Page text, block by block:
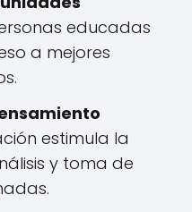
educadas
a mejores
estimula la
y toma de